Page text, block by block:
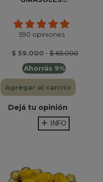
590 opiniones
$ 59.000 - $ 65.000
Ahorrás 9%
Agregar al carrito
Dejá tu opinión
INFO